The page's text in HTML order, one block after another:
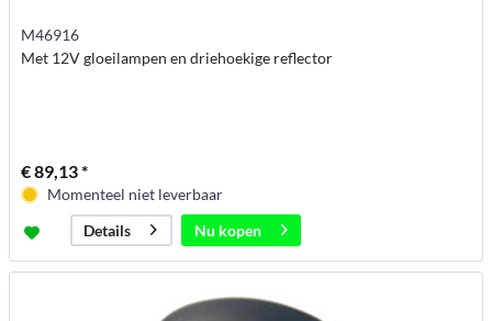
M46916
Met 12V gloeilampen en driehoekige reflector
€ 89,13 *
Momenteel niet leverbaar
Details
Nu kopen